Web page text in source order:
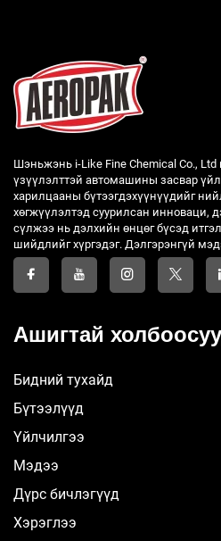
Шэньжэнь i-Like Fine Chemical Co., Ltd
үзүүлэлттэй автомашины засвар
харилцааны бүтээгдэхүүнүүдийг
хөгжүүлэлтэд суурилсан инноваци,
сүлжээ нь дэлхийн өнцөг бүсэд
шийдлийг хүргэдэг. Дэлгэрэнгүй
Ашигтай
Бидний тухайд
Бүтээлүүд
Үйлчилгээ
Мэдээ
Дүрс бичлэгүүд
Хэрэглээ